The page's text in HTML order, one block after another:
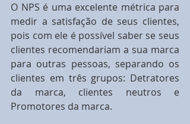
O NPS é uma excelente métrica para
medir a satisfação de seus clientes,
pois com ele é possível saber se seus
clientes recomendariam a sua marca
para outras pessoas, separando os
clientes em três grupos: Detratores
da marca, clientes neutros e
Promotores da marca.